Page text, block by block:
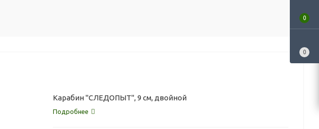
Карабин "СЛЕДОПЫТ", 9 см, двойной
Подробнее
0
0